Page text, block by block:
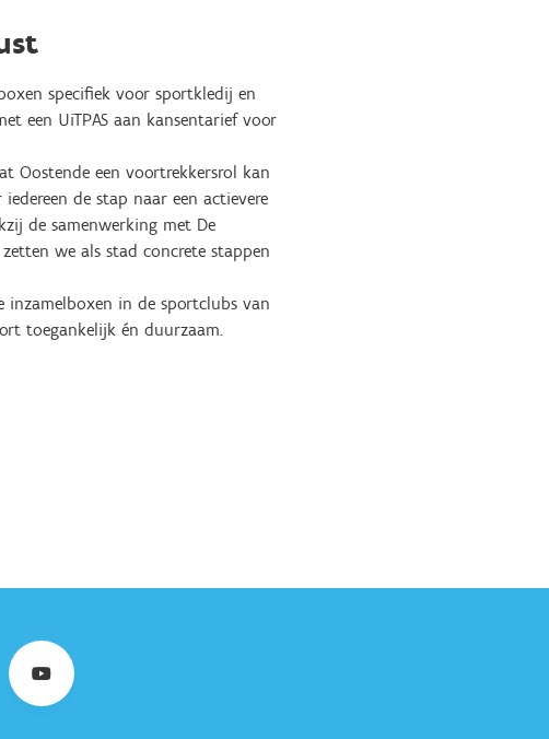
specifiek voor sportkledij en
een UiTPAS aan kansentarief voor
Oostende een voortrekkersrol kan
de stap naar een actievere
de samenwerking met De
we als stad concrete stappen
inzamelboxen in de sportclubs van
toegankelijk én duurzaam.